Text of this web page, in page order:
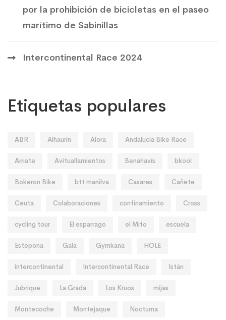
por la prohibición de bicicletas en el paseo
marítimo de Sabinillas
Intercontinental Race 2024
Etiquetas populares
ABR Alhaurín Alora Andalucía Bike Race
Arriate Avituallamientos Benahavís bkool
Bokeron Bike btt manilva Casares Cañete
Ceuta Colaboraciones confinamiento Cross
cycling tour El esparrago el Mito escuela
Estepona Gala Gymkana HOLE
intercontinental Intercontinental Race Istán
Jubrique La Grada Los Kruos mijas
Montecoche Montejaque Nocturna